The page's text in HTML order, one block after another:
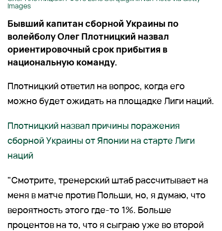
Images
Бывший капитан сборной Украины по
волейболу Олег Плотницкий назвал
ориентировочный срок прибытия в
национальную команду.
Плотницкий ответил на вопрос, когда его
можно будет ожидать на площадке Лиги наций.
Плотницкий назвал причины поражения
сборной Украины от Японии на старте Лиги
наций
"Смотрите, тренерский штаб рассчитывает на
меня в матче против Польши, но, я думаю, что
вероятность этого где-то 1%. Больше
процентов на то, что я сыграю уже во второй